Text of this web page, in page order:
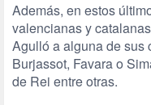
Además, en estos
valencianas y
Agulló a alguna de sus
Burjassot, Favara o
de Rei entre otras.